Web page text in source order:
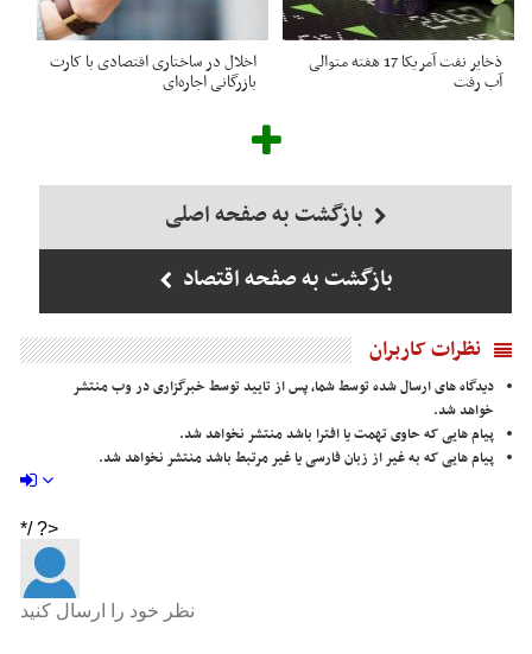
ذخایر نفت آمریکا 17 هفته متوالی
آب رفت
اخلال در ساختاری اقتصادی با کارت‌
بازرگانی اجاره‌ای
بازگشت به صفحه اصلی
بازگشت به صفحه اقتصاد
نظرات کاربران
دیدگاه های ارسال شده توسط شما، پس از تایید توسط خبرگزاری در وب منتشر
خواهد شد.
پیام هایی که حاوی تهمت یا افترا باشد منتشر نخواهد شد.
پیام هایی که به غیر از زبان فارسی یا غیر مرتبط باشد منتشر نخواهد شد.